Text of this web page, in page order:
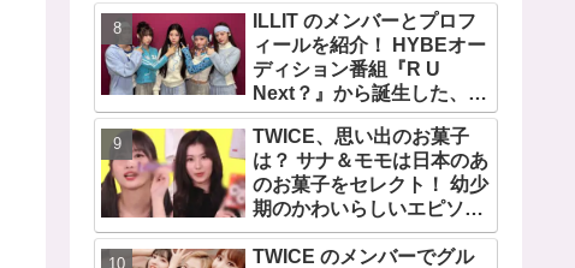
ILLIT のメンバーとプロフ
ィールを紹介！ HYBEオー
ディション番組『R U
Next？』から誕生した、日
本人のイロハとモカを含む
5人組ガールズグループ！
デビュー曲「Magnetic」が
いきなりの大ヒット
TWICE、思い出のお菓子
は？ サナ＆モモは日本のあ
のお菓子をセレクト！ 幼少
期のかわいらしいエピソー
ドも公開
TWICE のメンバーでグル